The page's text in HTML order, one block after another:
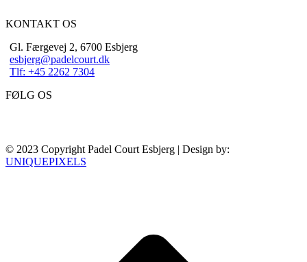
KONTAKT OS
Gl. Færgevej 2, 6700 Esbjerg
esbjerg@padelcourt.dk
Tlf: +45 2262 7304
FØLG OS
© 2023 Copyright Padel Court Esbjerg | Design by:
UNIQUEPIXELS